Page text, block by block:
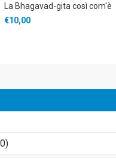
La Bhagavad-gita così com'è
€10,00
0)